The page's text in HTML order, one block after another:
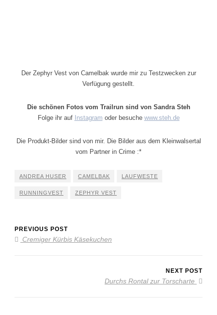
Der Zephyr Vest von Camelbak wurde mir zu Testzwecken zur
Verfügung gestellt.
Die schönen Fotos vom Trailrun sind von Sandra Steh
Folge ihr auf Instagram oder besuche www.steh.de
Die Produkt-Bilder sind von mir. Die Bilder aus dem Kleinwalsertal
vom Partner in Crime :*
ANDREA HUSER CAMELBAK LAUFWESTE
RUNNINGVEST ZEPHYR VEST
PREVIOUS POST
Cremiger Kürbis Käsekuchen
NEXT POST
Durchs Rontal zur Torscharte